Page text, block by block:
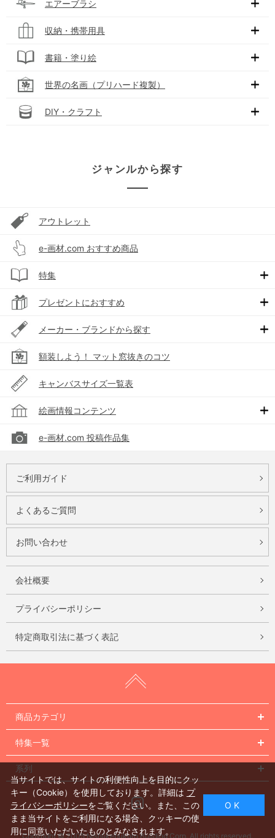
エアーブラシ
収納・携帯用具
書籍・塗り絵
世界の名画（プリハード複製）
DIY・クラフト
ジャンルから探す
アウトレット
e-画材.com おすすめ商品
特集
プレゼントにおすすめ
メーカー・ブランドから探す
額装しよう！ マット窓抜きのコツ
キャンバスサイズ一覧表
絵画情報コンテンツ
e-画材.com 投稿作品集
ご利用ガイド
よくあるご質問
お問い合わせ
会社概要
プライバシーポリシー
特定商取引法に基づく表記
商品カテゴリ
特集一覧
系列
Instagram
Copyright © 2005 Nishiikebukuro Building Corp. All rights reserved.
当サイトでは、サイトの利便性向上を目的にクッ
キー（Cookie）を使用しております。詳細は プ
ライバシーポリシーをご覧ください。また、この
まま当サイトをご利用になる場合、クッキーの使
用に同意いただいたものとみなされます。
O K